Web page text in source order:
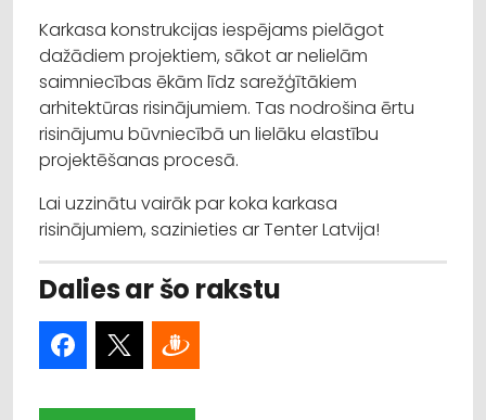
Karkasa konstrukcijas iespējams pielāgot
dažādiem projektiem, sākot ar nelielām
saimniecības ēkām līdz sarežģītākiem
arhitektūras risinājumiem. Tas nodrošina ērtu
risinājumu būvniecībā un lielāku elastību
projektēšanas procesā.
Lai uzzinātu vairāk par koka karkasa
risinājumiem, sazinieties ar Tenter Latvija!
Dalies ar šo rakstu